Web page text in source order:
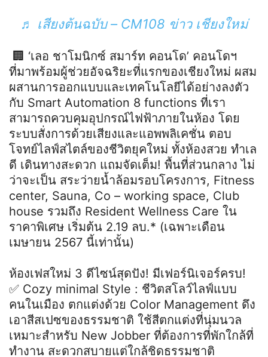
♬ เสียงต้นฉบับ – CM108 ข่าว เชียงใหม่
🏢 ‘เลอ ชาโมนิกซ์ สมาร์ท คอนโด’ คอนโดฯ
ที่มาพร้อมผู้ช่วยอัจฉริยะที่แรกของเชียงใหม่ ผสม
ผสานการออกแบบและเทคโนโลยีได้อย่างลงตัว
กับ Smart Automation 8 functions ที่เรา
สามารถควบคุมอุปกรณ์ไฟฟ้าภายในห้อง โดย
ระบบสั่งการด้วยเสียงและแอพพลิเคชั่น ตอบ
โจทย์ไลฟ์สไตล์ของชีวิตยุคใหม่ ทั้งห้องสวย ทำเล
ดี เดินทางสะดวก แถมจัดเต็ม! พื้นที่ส่วนกลาง ไม่
ว่าจะเป็น สระว่ายน้ำล้อมรอบโครงการ, Fitness
center, Sauna, Co – working space, Club
house รวมถึง Resident Wellness Care ใน
ราคาพิเศษ เริ่มต้น 2.19 ลบ.* (เฉพาะเดือน
เมษายน 2567 นี้เท่านั้น)
ห้องเฟสใหม่ 3 ดีไซน์สุดปัง! มีเฟอร์นิเจอร์ครบ!
✅ Cozy minimal Style : ชีวิตสโลว์ไลฟ์แบบ
คนในเมือง ตกแต่งด้วย Color Management ดึง
เอาสีสเปซของธรรมชาติ ใช้สีตกแต่งที่นุ่มนวล
เหมาะสำหรับ New Jobber ที่ต้องการที่พักใกล้ที่
ทำงาน สะดวกสบายแต่ใกล้ชิดธรรมชาติ